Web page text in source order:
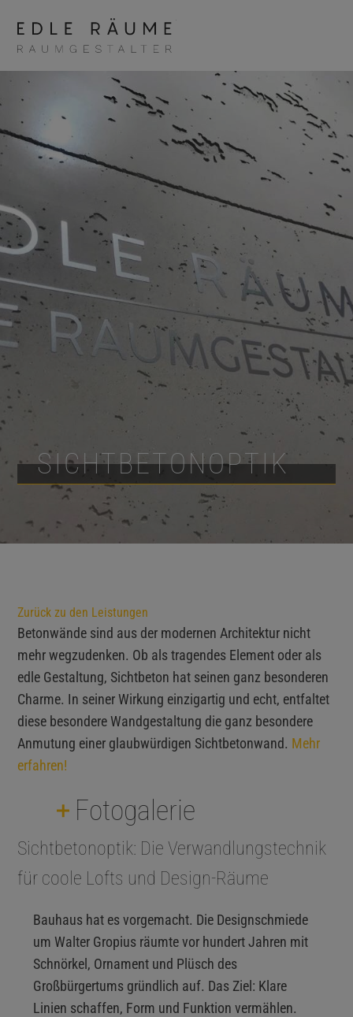
SICHTBETONOPTIK
Zurück zu den Leistungen
Betonwände sind aus der modernen Architektur nicht
mehr wegzudenken. Ob als tragendes Element oder als
edle Gestaltung, Sichtbeton hat seinen ganz besonderen
Charme. In seiner Wirkung einzigartig und echt, entfaltet
diese besondere Wandgestaltung die ganz besondere
Anmutung einer glaubwürdigen Sichtbetonwand. Mehr
erfahren!
Fotogalerie
Sichtbetonoptik: Die Verwandlungstechnik
für coole Lofts und Design-Räume
Bauhaus hat es vorgemacht. Die Designschmiede
um Walter Gropius räumte vor hundert Jahren mit
Schnörkel, Ornament und Plüsch des
Großbürgertums gründlich auf. Das Ziel: Klare
Linien schaffen, Form und Funktion vermählen.